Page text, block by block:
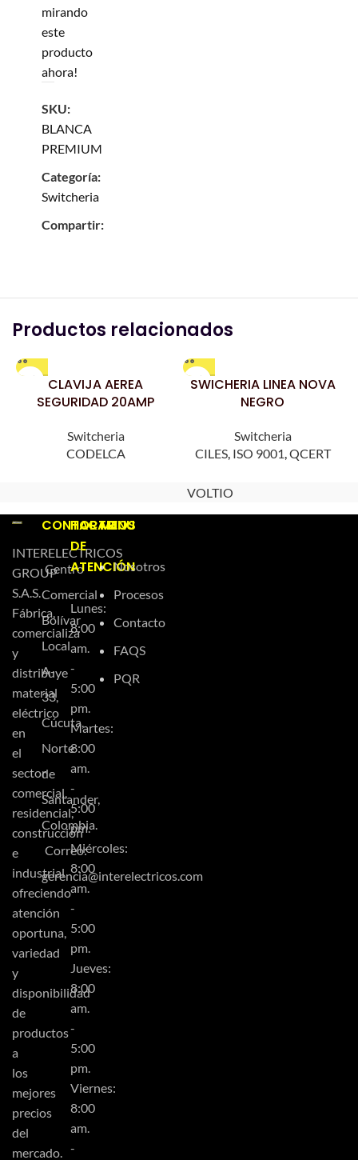
mirando
este
producto
ahora!
SKU:
BLANCA
PREMIUM
Categoría:
Switcheria
Compartir:
Productos relacionados
CLAVIJA AEREA
SEGURIDAD 20AMP
Switcheria
CODELCA
SWICHERIA LINEA NOVA
NEGRO
Switcheria
CILES, ISO 9001,QCERT
VOLTIO
INTERELECTRICOS
GROUP
S.A.S.
Fábrica,
comercializa
y
distribuye
material
eléctrico
en
el
sector
comercial,
residencial,
construcción
e
industrial
ofreciendo
atención
oportuna,
variedad
y
disponibilidad
de
productos
a
los
mejores
precios
del
mercado.
CONTACTO
Centro
Comercial
Bolívar
Local
A-
33,
Cúcuta,
Norte
de
Santander,
Colombia.
Correo:
gerencia@interelectricos.com
HORARIOS
DE
ATENCIÓN
Lunes:
8:00
am.
-
5:00
pm.
Martes:
8:00
am.
-
5:00
pm.
Miércoles:
8:00
am.
-
5:00
pm.
Jueves:
8:00
am.
-
5:00
pm.
Viernes:
8:00
am.
-
MENU
Nosotros
Procesos
Contacto
FAQS
PQR